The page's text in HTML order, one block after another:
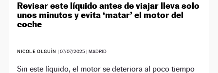
Revisar este líquido antes de viajar lleva solo
unos minutos y evita ‘matar’ el motor del
coche
NICOLE OLGUÍN | 07/07/2025| MADRID
Sin este líquido, el motor se deteriora al poco tiempo